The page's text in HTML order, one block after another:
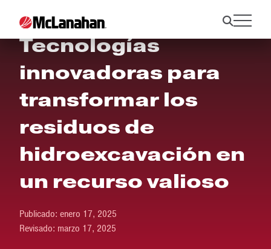
Tecnologías
innovadoras para
transformar los
residuos de
hidroexcavación en
un recurso valioso
Publicado: enero 17, 2025
Revisado: marzo 17, 2025